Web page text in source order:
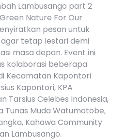
Lambusango part 2
Nature For Our
pesan untuk
tetap lestari demi
masa depan. Event ini
kolaborasi beberapa
Kecamatan Kapontori
Kapontori, KPA
Tarsius Celebes Indonesia,
Tunas Muda Watumotobe,
Kahawa Community
Lambusango.